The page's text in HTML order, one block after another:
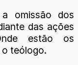
omissão dos
das ações
estão os
o teólogo.